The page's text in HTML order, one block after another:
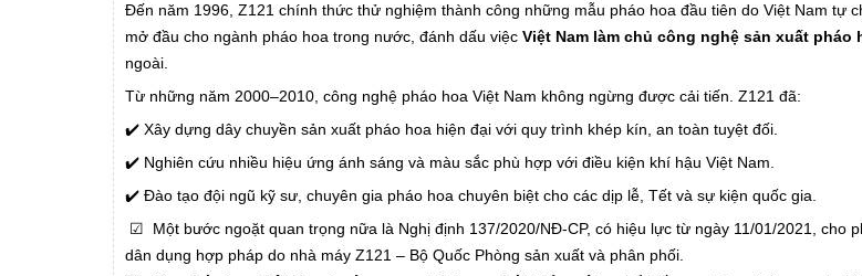
Đến năm 1996, Z121 chính thức thử nghiệm thành công những mẫu pháo hoa đầu tiên do Việt Nam tự
mở đầu cho ngành pháo hoa trong nước, đánh dấu việc Việt Nam làm chủ công nghệ sản xuất pháo
ngoài.
Từ những năm 2000–2010, công nghệ pháo hoa Việt Nam không ngừng được cải tiến. Z121 đã:
✔️ Xây dựng dây chuyền sản xuất pháo hoa hiện đại với quy trình khép kín, an toàn tuyệt đối.
✔️ Nghiên cứu nhiều hiệu ứng ánh sáng và màu sắc phù hợp với điều kiện khí hậu Việt Nam.
✔️ Đào tạo đội ngũ kỹ sư, chuyên gia pháo hoa chuyên biệt cho các dịp lễ, Tết và sự kiện quốc gia.
☑ Một bước ngoặt quan trọng nữa là Nghị định 137/2020/NĐ-CP, có hiệu lực từ ngày 11/01/2021, cho
dân dụng hợp pháp do nhà máy Z121 – Bộ Quốc Phòng sản xuất và phân phối.